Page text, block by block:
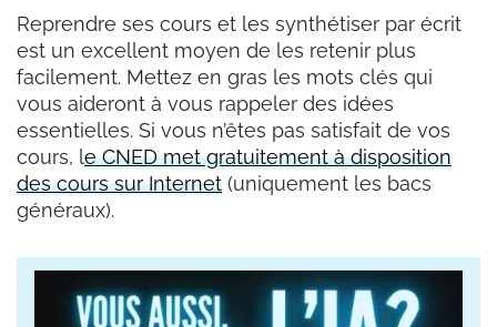
Reprendre ses cours et les synthétiser par écrit
est un excellent moyen de les retenir plus
facilement. Mettez en gras les mots clés qui
vous aideront à vous rappeler des idées
essentielles. Si vous n’êtes pas satisfait de vos
cours, le CNED met gratuitement à disposition
des cours sur Internet (uniquement les bacs
généraux).